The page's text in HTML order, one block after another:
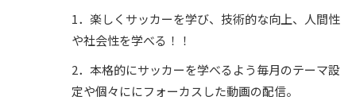
1．楽しくサッカーを学び、技術的な向上、人間性
や社会性を学べる！！
2．本格的にサッカーを学べるよう毎月のテーマ設
定や個々ににフォーカスした動画の配信。